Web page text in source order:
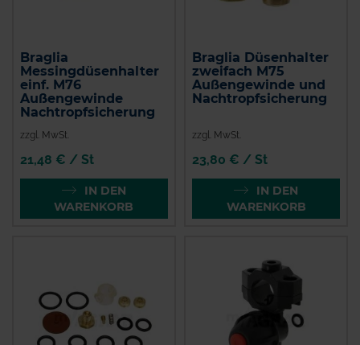
Braglia
Messingdüsenhalter
einf. M76
Außengewinde
Nachtropfsicherung
zzgl. MwSt.
21,48 € / St
IN DEN
WARENKORB
Braglia Düsenhalter
zweifach M75
Außengewinde und
Nachtropfsicherung
zzgl. MwSt.
23,80 € / St
IN DEN
WARENKORB